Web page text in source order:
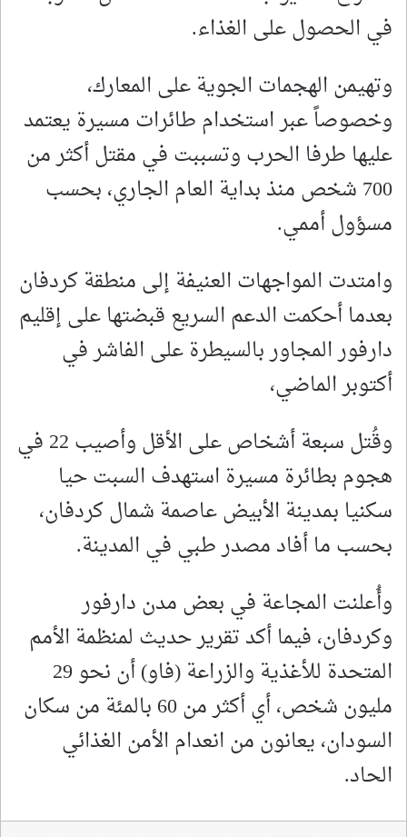
في الحصول على الغذاء.
وتهيمن الهجمات الجوية على المعارك،
وخصوصاً عبر استخدام طائرات مسيرة يعتمد
عليها طرفا الحرب وتسببت في مقتل أكثر من
700 شخص منذ بداية العام الجاري، بحسب
مسؤول أممي.
وامتدت المواجهات العنيفة إلى منطقة كردفان
بعدما أحكمت الدعم السريع قبضتها على إقليم
دارفور المجاور بالسيطرة على الفاشر في
أكتوبر الماضي،
وقُتل سبعة أشخاص على الأقل وأصيب 22 في
هجوم بطائرة مسيرة استهدف السبت حيا
سكنيا بمدينة الأبيض عاصمة شمال كردفان،
بحسب ما أفاد مصدر طبي في المدينة.
وأُعلنت المجاعة في بعض مدن دارفور
وكردفان، فيما أكد تقرير حديث لمنظمة الأمم
المتحدة للأغذية والزراعة (فاو) أن نحو 29
مليون شخص، أي أكثر من 60 بالمئة من سكان
السودان، يعانون من انعدام الأمن الغذائي
الحاد.